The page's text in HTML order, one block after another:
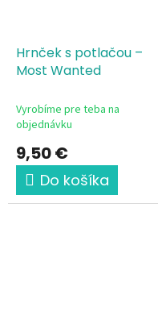
Hrnček s potlačou –
Most Wanted
Vyrobíme pre teba na
objednávku
9,50 €
Do košíka